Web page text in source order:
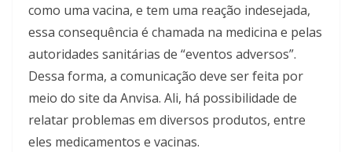
como uma vacina, e tem uma reação indesejada,
essa consequência é chamada na medicina e pelas
autoridades sanitárias de “eventos adversos”.
Dessa forma, a comunicação deve ser feita por
meio do site da Anvisa. Ali, há possibilidade de
relatar problemas em diversos produtos, entre
eles medicamentos e vacinas.